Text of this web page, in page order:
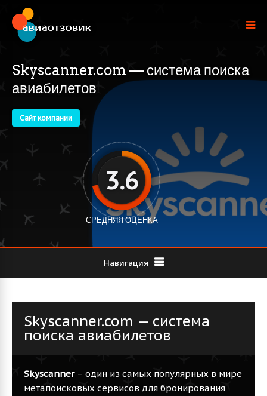
Skyscanner.com — система поиска
авиабилетов
Сайт компании
3.6
СРЕДНЯЯ ОЦЕНКА
Навигация
Skyscanner.com — система
поиска авиабилетов
Skyscanner– один из самых популярных в мире
метапоисковых сервисов для бронирования